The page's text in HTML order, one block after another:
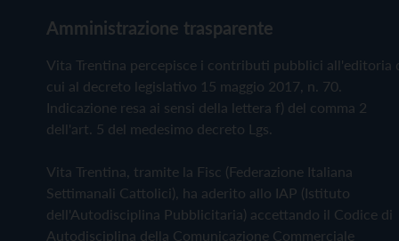
Amministrazione trasparente
Vita Trentina percepisce i contributi pubblici all'editoria
cui al decreto legislativo 15 maggio 2017, n. 70.
Indicazione resa ai sensi della lettera f) del comma 2
dell'art. 5 del medesimo decreto Lgs.
Vita Trentina, tramite la Fisc (Federazione Italiana
Settimanali Cattolici), ha aderito allo IAP (Istituto
dell'Autodisciplina Pubblicitaria) accettando il Codice di
Autodisciplina della Comunicazione Commerciale